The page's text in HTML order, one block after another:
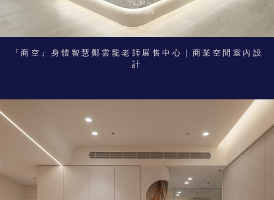
『商空』身體智慧鄭雲龍老師展售中心｜商業空間室內設
計